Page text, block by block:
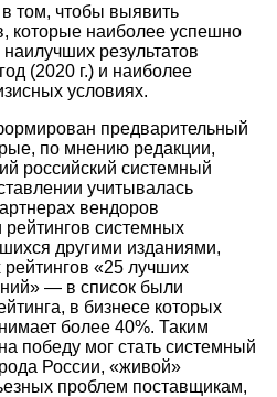
том, чтобы выявить
которые наиболее успешно
результатов
(2020 г.) и наиболее
условиях.
предварительный
по мнению редакции,
российский системный
учитывалась
вендоров
рейтингов системных
другими изданиями,
рейтингов «25 лучших
— в список были
в бизнесе которых
более 40%. Таким
победу мог стать системный
России, «живой»
проблем поставщикам,